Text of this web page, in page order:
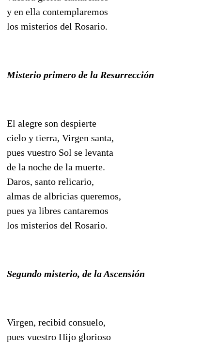
y en ella contemplaremos
los misterios del Rosario.
Misterio primero de la Resurrección
El alegre son despierte
cielo y tierra, Virgen santa,
pues vuestro Sol se levanta
de la noche de la muerte.
Daros, santo relicario,
almas de albricias queremos,
pues ya libres cantaremos
los misterios del Rosario.
Segundo misterio, de la Ascensión
Virgen, recibid consuelo,
pues vuestro Hijo glorioso